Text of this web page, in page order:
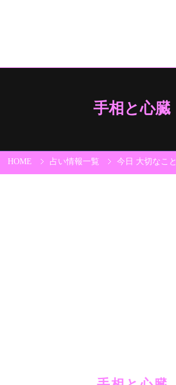
手相と心臓
HOME 占い情報一覧 今日 大切なこと